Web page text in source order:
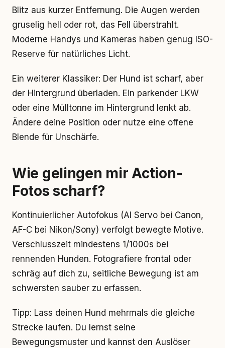
Blitz aus kurzer Entfernung. Die Augen werden
gruselig hell oder rot, das Fell überstrahlt.
Moderne Handys und Kameras haben genug ISO-
Reserve für natürliches Licht.
Ein weiterer Klassiker: Der Hund ist scharf, aber
der Hintergrund überladen. Ein parkender LKW
oder eine Mülltonne im Hintergrund lenkt ab.
Ändere deine Position oder nutze eine offene
Blende für Unschärfe.
Wie gelingen mir Action-
Fotos scharf?
Kontinuierlicher Autofokus (AI Servo bei Canon,
AF-C bei Nikon/Sony) verfolgt bewegte Motive.
Verschlusszeit mindestens 1/1000s bei
rennenden Hunden. Fotografiere frontal oder
schräg auf dich zu, seitliche Bewegung ist am
schwersten sauber zu erfassen.
Tipp: Lass deinen Hund mehrmals die gleiche
Strecke laufen. Du lernst seine
Bewegungsmuster und kannst den Auslöser